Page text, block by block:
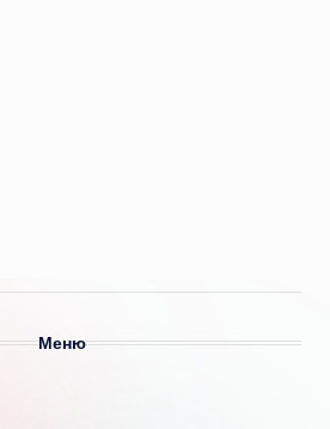
Меню